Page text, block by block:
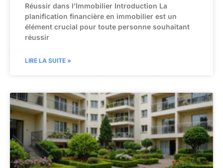
Réussir dans l’Immobilier Introduction La
planification financière en immobilier est un
élément crucial pour toute personne souhaitant
réussir
LIRE LA SUITE »